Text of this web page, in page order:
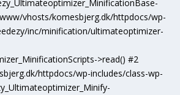
vhosts/komesbjerg.dk/httpdocs/wp-
inc/minification/ultimateoptimizer-
>read() #2
httpdocs/wp-includes/class-wp-